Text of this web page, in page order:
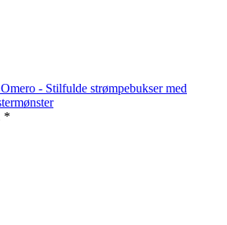
Omero - Stilfulde strømpebukser med
*